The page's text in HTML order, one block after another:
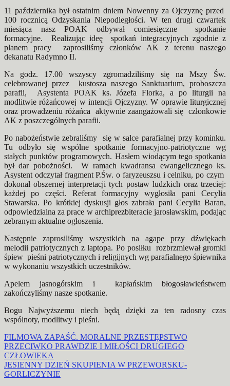
11 października był ostatnim dniem Nowenny za Ojczyznę przed
100 rocznicą Odzyskania Niepodległości. W ten drugi czwartek
miesiąca nasz POAK odbywał comiesięczne spotkanie
formacyjne. Realizując ideę spotkań integracyjnych zgodnie z
planem pracy zaprosiliśmy członków AK z terenu naszego
dekanatu Radymno II.
Na godz. 17.00 wszyscy zgromadziliśmy się na Mszy Św.
celebrowanej przez kustosza naszego Sanktuarium, proboszcza
parafii, Asystenta POAK ks. Józefa Florka, a po liturgii na
modlitwie różańcowej w intencji Ojczyzny. W oprawie liturgicznej
oraz prowadzeniu różańca aktywnie zaangażowali się członkowie
AK z poszczególnych parafii.
Po nabożeństwie zebraliśmy się w salce parafialnej przy kominku.
Tu odbyło się wspólne spotkanie formacyjno-patriotyczne wg
stałych punktów programowych. Hasłem wiodącym tego spotkania
był dar pobożności. W ramach kwadransa ewangelicznego ks.
Asystent odczytał fragment P.Św. o faryzeuszsu i celniku, po czym
dokonał obszernej interpretacji tych postaw ludzkich oraz trzeciej:
każdej po części. Referat formacyjny wygłosiła pani Cecylia
Stawarska. Po krótkiej dyskusji głos zabrała pani Cecylia Baran,
odpowiedzialna za prace w archiprezbiteracie jarosławskim, podając
zebranym aktualne ogłoszenia.
Następnie zaprosiliśmy wszystkich na agape przy dźwiękach
melodii patriotycznych z laptopa. Po posiłku rozbrzmiewał gromki
śpiew pieśni patriotycznych i religijnych wg parafialnego śpiewnika
w wykonaniu wszystkich uczestników.
Apelem jasnogórskim i kapłańskim błogosławieństwem
zakończyliśmy nasze spotkanie.
Bogu Najwyższemu niech będą dzięki za ten radosny czas
wspólnoty, modlitwy i pieśni.
Nawigacja
wpisu
FILMOWA ZAPAŚĆ. MORALNE PRZESTĘPSTWO
PRZECIWKO PRAWDZIE I MIŁOŚCI DRUGIEGO
CZŁOWIEKA
JESIENNY DZIEŃ SKUPIENIA W PRZEWORSKU-
GORLICZYNIE